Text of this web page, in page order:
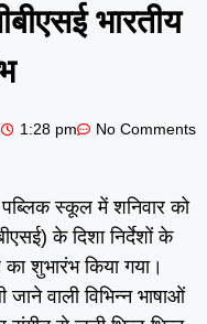
भारतीय
1:28 pm No Comments
स्कूल में शनिवार को
के दिशा निर्देशों के
शुभारंभ किया गया।
जाने वाली विभिन्न भाषाओं